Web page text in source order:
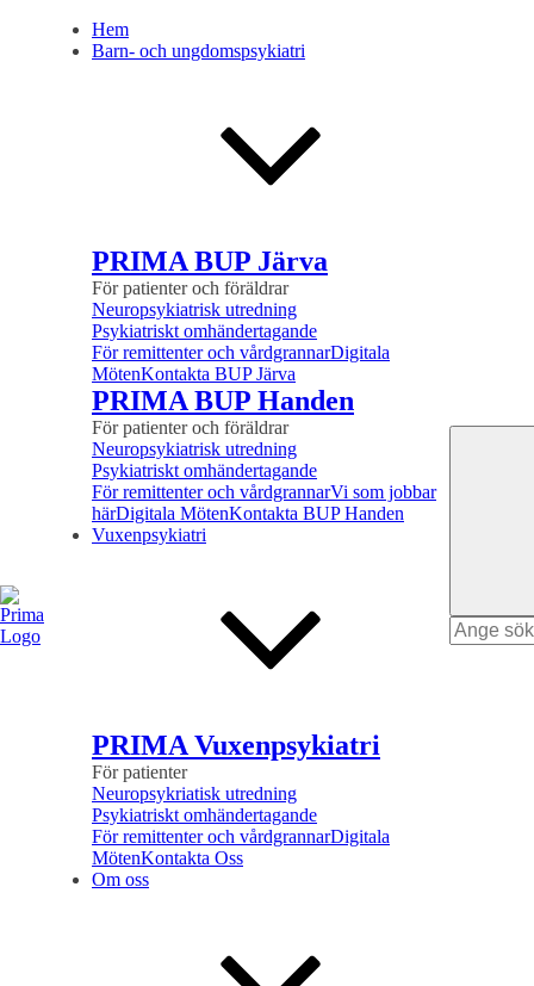
Hem
Barn- och ungdomspsykiatri
PRIMA BUP Järva
För patienter och föräldrar
Neuropsykiatrisk utredning
Psykiatriskt omhändertagande
För remittenter och vårdgrannarDigitala
MötenKontakta BUP Järva
PRIMA BUP Handen
För patienter och föräldrar
Neuropsykiatrisk utredning
Psykiatriskt omhändertagande
För remittenter och vårdgrannarVi som jobbar
härDigitala MötenKontakta BUP Handen
Vuxenpsykiatri
PRIMA Vuxenpsykiatri
För patienter
Neuropsykriatisk utredning
Psykiatriskt omhändertagande
För remittenter och vårdgrannarDigitala
MötenKontakta Oss
Om oss
Search
for